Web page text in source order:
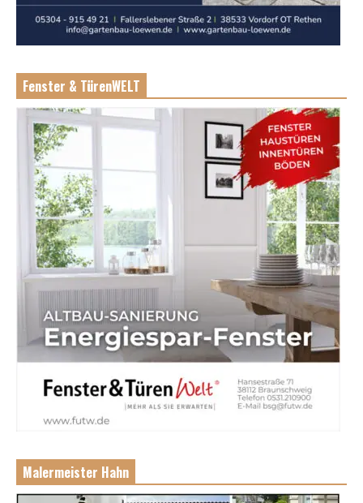
Fenster & TürenWELT
Malermeister Hahn